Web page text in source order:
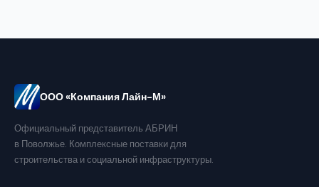
ООО «Компания Лайн-М»
Официальный представитель АБРИН
в Поволжье. Комплексные поставки для
строительства и социальной инфраструктуры.